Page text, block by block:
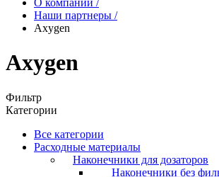
О компании /
Наши партнеры /
Axygen
Axygen
Фильтр
Категории
Все категории
Расходные материалы
Наконечники для дозаторов
Наконечники без